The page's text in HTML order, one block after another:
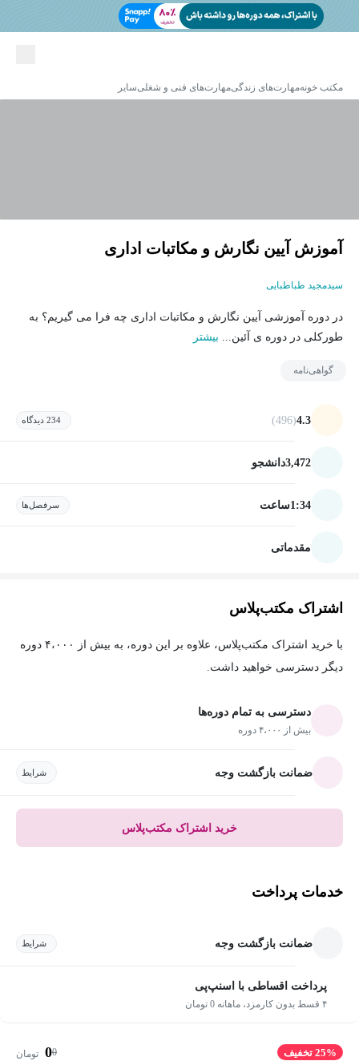
مکتب خونهمهارت‌های زندگیمهارت‌های فنی و شغلیسایر
آموزش آیین نگارش و مکاتبات اداری
سیدمجید طباطبایی
در دوره آموزشی آیین نگارش و مکاتبات اداری چه فرا می گیریم؟ به
طورکلی در دوره ی آئین... بیشتر
گواهی‌نامه
4.3
(496) 234 دیدگاه
3,472دانشجو
1:34ساعت سرفصل‌ها
مقدماتی
اشتراک مکتب‌پلاس
با خرید اشتراک مکتب‌پلاس، علاوه بر این دوره، به بیش از ۴،۰۰۰ دوره
دیگر دسترسی خواهید داشت.
دسترسی به تمام دوره‌ها
بیش از ۴،۰۰۰ دوره
ضمانت بازگشت وجه شرایط
خرید اشتراک مکتب‌پلاس
خدمات پرداخت
ضمانت بازگشت وجه شرایط
پرداخت اقساطی با اسنپ‌پی
۴ قسط بدون کارمزد، ماهانه 0 تومان
25% تخفیف 0
0 تومان